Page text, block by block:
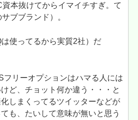
資本抜けてからイマイチすぎ。て
ブブランド）。
使ってるから実質2社）だ
フリーオプションはハマる人には
ど、チョット何か違う・・・と
しまくってるツイッターなどが
も、たいして意味が無いと思う